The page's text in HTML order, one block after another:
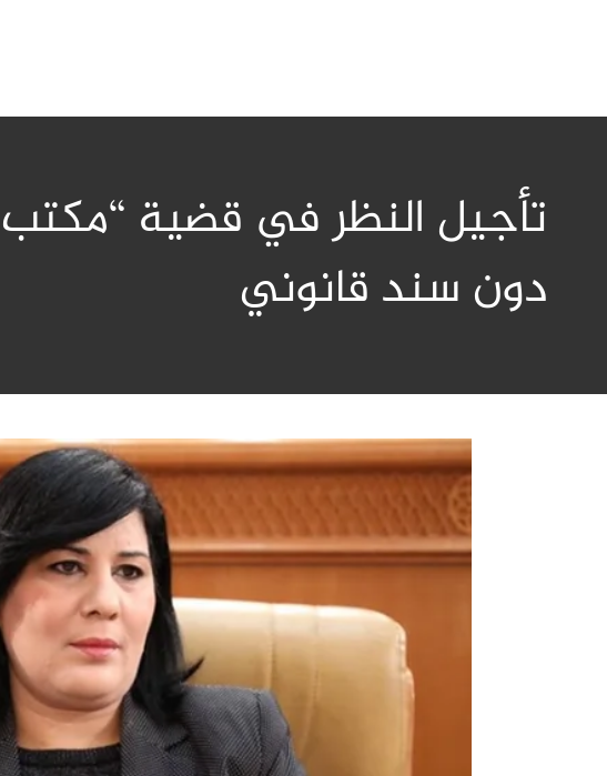
تأجيل النظر في قضية “مكتب
دون سند قانوني